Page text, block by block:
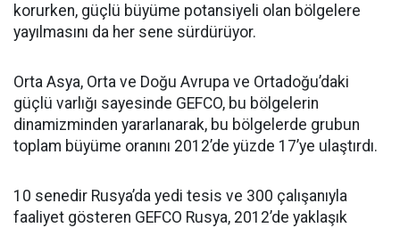
korurken, güçlü büyüme potansiyeli olan bölgelere
yayılmasını da her sene sürdürüyor.
Orta Asya, Orta ve Doğu Avrupa ve Ortadoğu’daki
güçlü varlığı sayesinde GEFCO, bu bölgelerin
dinamizminden yararlanarak, bu bölgelerde grubun
toplam büyüme oranını 2012’de yüzde 17’ye ulaştırdı.
10 senedir Rusya’da yedi tesis ve 300 çalışanıyla
faaliyet gösteren GEFCO Rusya, 2012’de yaklaşık